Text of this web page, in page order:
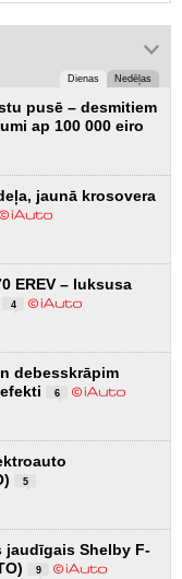
Dienas Nedēļas
pusē – desmitiem
ap 100 000 eiro
jaunā krosovera
EREV – luksusa
4
debesskrāpim
6
5
jaudīgais Shelby F-
9